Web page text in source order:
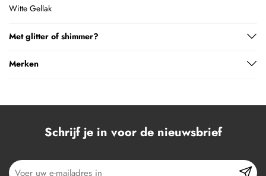
Witte Gellak
Met glitter of shimmer?
Merken
Schrijf je in voor de nieuwsbrief